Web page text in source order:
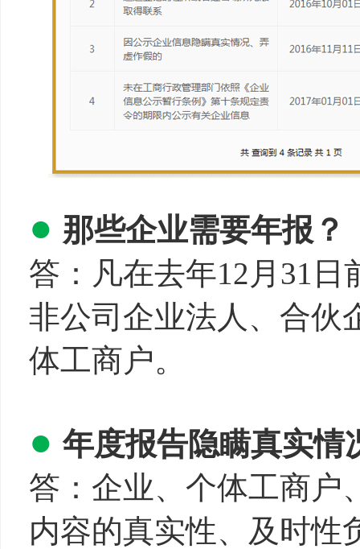
● 那些企业需要年报？
答：凡在去年12月31
非公司企业法人、合伙
体工商户。
● 年度报告隐瞒真实情
答：企业、个体工商户
内容的真实性、及时性